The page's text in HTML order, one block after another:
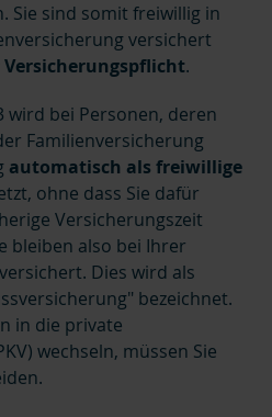
Sie sind somit freiwillig in
versichert
.
wird bei Personen, deren
Familienversicherung
automatisch als freiwillige
ohne dass Sie dafür
Versicherungszeit
bleiben also bei Ihrer
Dies wird als
bezeichnet.
in die private
wechseln, müssen Sie